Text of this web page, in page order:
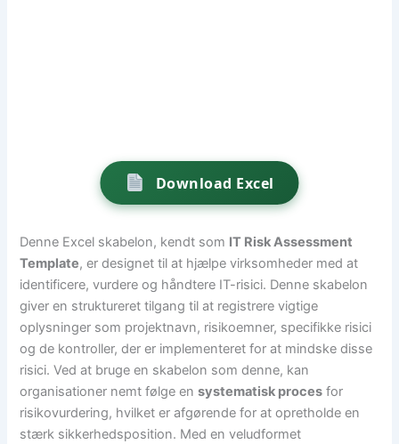
Download Excel
Denne Excel skabelon, kendt som IT Risk Assessment
Template, er designet til at hjælpe virksomheder med at
identificere, vurdere og håndtere IT-risici. Denne skabelon
giver en struktureret tilgang til at registrere vigtige
oplysninger som projektnavn, risikoemner, specifikke risici
og de kontroller, der er implementeret for at mindske disse
risici. Ved at bruge en skabelon som denne, kan
organisationer nemt følge ensystematisk proces for
risikovurdering, hvilket er afgørende for at opretholde en
stærk sikkerhedsposition. Med en veludformet